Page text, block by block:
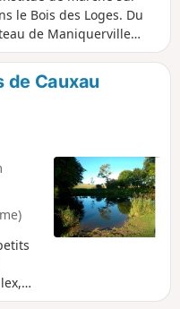
le Bois des Loges. Du
de Maniquerville
visite de la petite et pas
de Maniquerville. À
et ne peut être
mérite aussi d'être
Loges/Vaucottes-sur-
locomotives.
de Cauxau